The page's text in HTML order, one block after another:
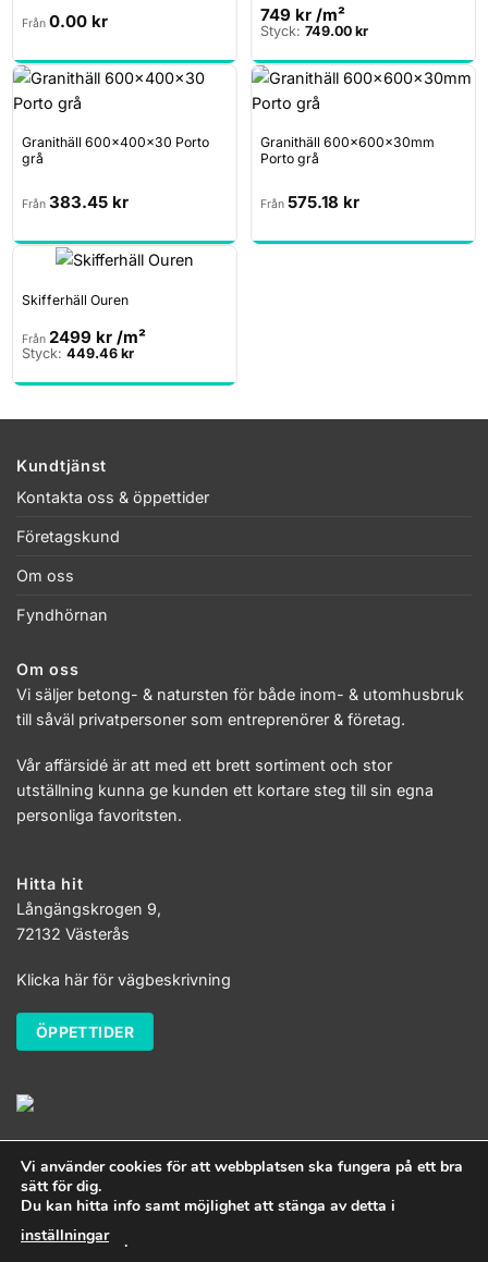
Från 0.00 kr 749 kr /m²
Styck: 749.00 kr
Granithäll 600x400x30 Porto
grå
Från 383.45 kr
Granithäll 600x600x30mm
Porto grå
Från 575.18 kr
Skifferhäll Ouren
Från 2499 kr /m²
Styck: 449.46 kr
Kundtjänst
Kontakta oss & öppettider
Företagskund
Om oss
Fyndhörnan
Om oss
Vi säljer betong- & natursten för både inom- & utomhusbruk
till såväl privatpersoner som entreprenörer & företag.
Vår affärsidé är att med ett brett sortiment och stor
utställning kunna ge kunden ett kortare steg till sin egna
personliga favoritsten.
Hitta hit
Långängskrogen 9,
72132 Västerås
Klicka här för vägbeskrivning
ÖPPETTIDER
Vi använder cookies för att webbplatsen ska fungera på ett bra
sätt för dig.
Du kan hitta info samt möjlighet att stänga av detta i
inställningar
.